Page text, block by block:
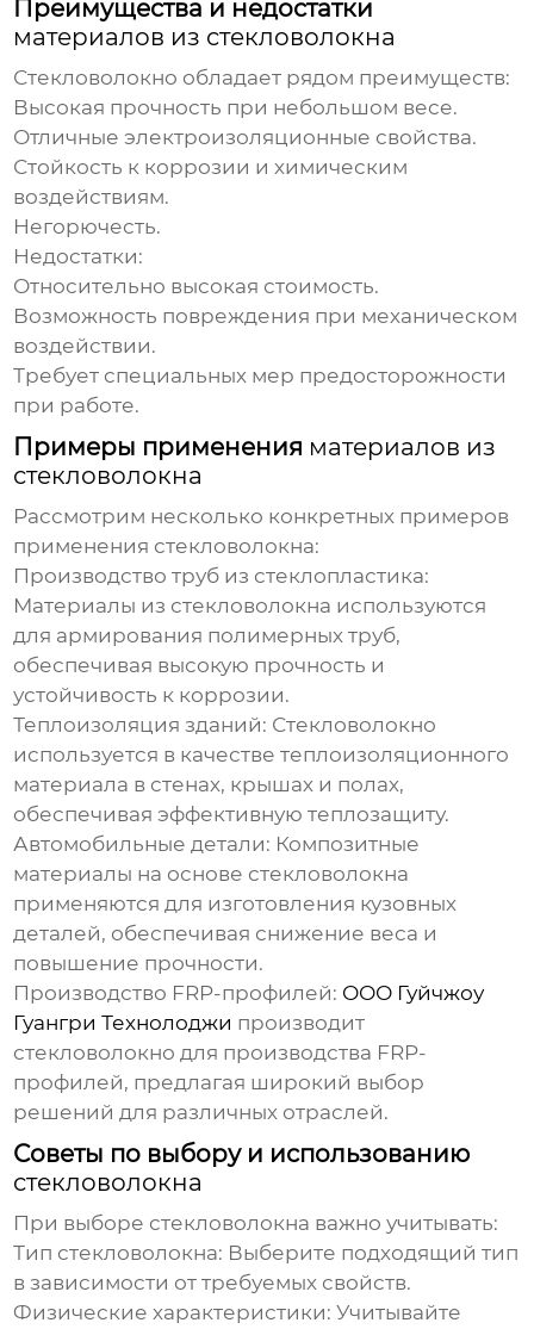
Преимущества и недостатки
материалов из стекловолокна
Стекловолокно обладает рядом преимуществ:
Высокая прочность при небольшом весе.
Отличные электроизоляционные свойства.
Стойкость к коррозии и химическим
воздействиям.
Негорючесть.
Недостатки:
Относительно высокая стоимость.
Возможность повреждения при механическом
воздействии.
Требует специальных мер предосторожности
при работе.
Примеры применения материалов из
стекловолокна
Рассмотрим несколько конкретных примеров
применения стекловолокна:
Производство труб из стеклопластика:
Материалы из стекловолокна используются
для армирования полимерных труб,
обеспечивая высокую прочность и
устойчивость к коррозии.
Теплоизоляция зданий: Стекловолокно
используется в качестве теплоизоляционного
материала в стенах, крышах и полах,
обеспечивая эффективную теплозащиту.
Автомобильные детали: Композитные
материалы на основе стекловолокна
применяются для изготовления кузовных
деталей, обеспечивая снижение веса и
повышение прочности.
Производство FRP-профилей: ООО Гуйчжоу
Гуангри Технолоджи производит
стекловолокно для производства FRP-
профилей, предлагая широкий выбор
решений для различных отраслей.
Советы по выбору и использованию
стекловолокна
При выборе стекловолокна важно учитывать:
Тип стекловолокна: Выберите подходящий тип
в зависимости от требуемых свойств.
Физические характеристики: Учитывайте